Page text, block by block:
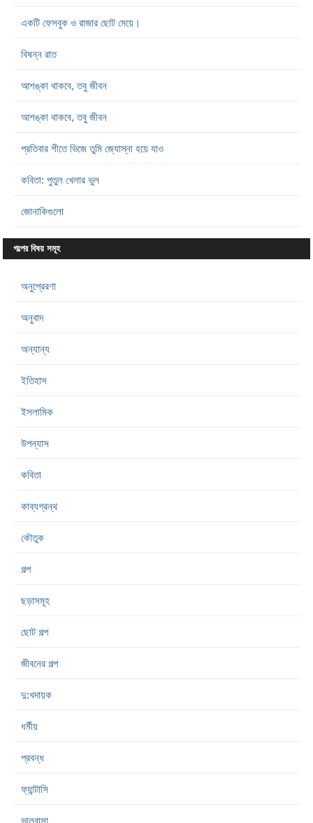
একটি ফেসবুক ও রাজার ছোট মেয়ে।
বিষন্ন রাত
আশঙ্কা থাকবে, তবু জীবন
আশঙ্কা থাকবে, তবু জীবন
প্রতিবার শীতে ভিজে তুমি জ্যোস্না হয়ে যাও
কবিতা: পুতুল খেলার ভুল
জোনাকিগুলো
গল্পের বিষয় সমূহ
অনুপ্রেরণা
অনুবাদ
অন্যান্য
ইতিহাস
ইসলামিক
উপন্যাস
কবিতা
কাব্যগ্রন্থ
কৌতুক
গল্প
ছড়াসমূহ
ছোট গল্প
জীবনের গল্প
দু:খদায়ক
ধর্মীয়
প্রবন্ধ
ফ্যান্টাসি